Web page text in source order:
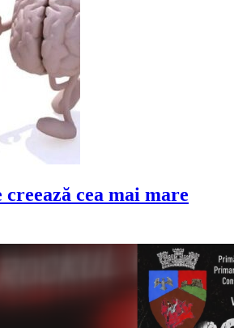
cea mai mare